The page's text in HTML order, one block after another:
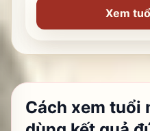
Xem
Cách xem tuổi